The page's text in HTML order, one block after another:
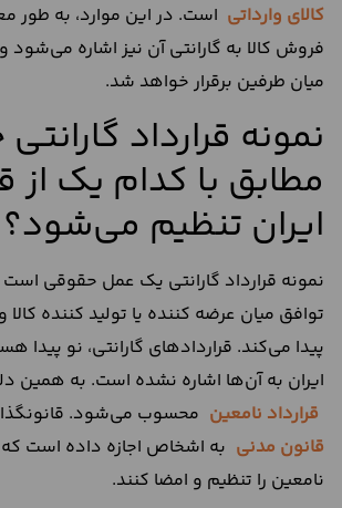
کالای وارداتی است. در این موارد، به طور
فروش کالا به گارانتی آن نیز اشاره می‌شود و
میان طرفین برقرار خواهد شد.
نمونه قرارداد
مطابق با کدام یک از
ایران تنظیم می‌شود؟
نمونه قرارداد گارانتی یک عمل حقوقی
توافق میان عرضه کننده یا تولید کننده
پیدا می‌کند. قراردادهای گارانتی، نو پیدا
ایران به آن‌ها اشاره نشده است. به همین
قرارداد نامعین محسوب می‌شود.
قانون مدنی به اشخاص اجازه داده است که
نامعین را تنظیم و امضا کنند.